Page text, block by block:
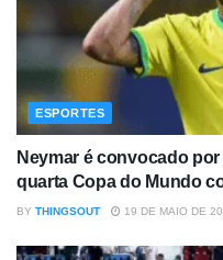
ESPORTES
Neymar é convocado
quarta Copa do Mundo
BY THINGSOUT 19 DE MAIO DE